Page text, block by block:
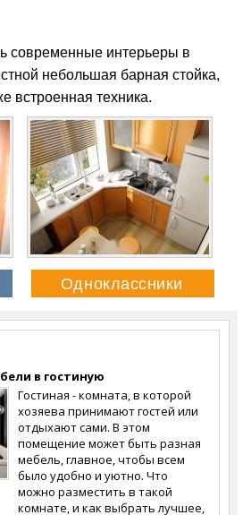
современные интерьеры в
небольшая барная стойка,
встроенная техника.
в гостиную
Гостиная - комната, в которой
хозяева принимают гостей или
отдыхают сами. В этом
помещение может быть разная
мебель, главное, чтобы всем
было удобно и уютно. Что
можно разместить в такой
комнате, и как выбрать лучшее,